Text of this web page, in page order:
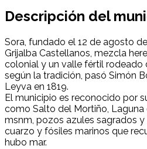
Descripción del
Sora, fundado el 12 de agosto
Grijalba Castellanos, mezcla
colonial y un valle fértil rodeado
según la tradición, pasó Simón
Leyva en 1819.
El municipio es reconocido por
como Salto del Mortiño, Laguna
msnm, pozos azules sagrados
cuarzo y fósiles marinos que
hubo mar.